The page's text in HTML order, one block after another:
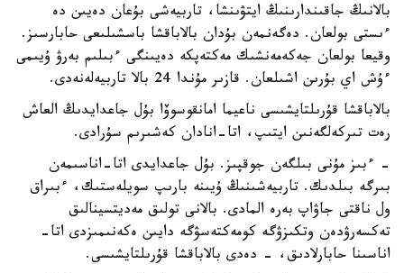
بالانىڭ جاقىندارىنىڭ ايتۋىنشا، تاربيەشى بۇعان دەيىن دە
ءىستى بولعان. دەگەنمەن بۇدان بالاباقشا باسشىلىعى حابارسىز.
وقيعا بولعان جەكەمەنشىك مەكتەپكە دەيىنگى ءبىلىم بەرۋ ۇيىمى
ءۇش اي بۇرىن اشىلعان. قازىر مۇندا 24 بالا تاربيەلەنەدى.
بالاباقشا قۇرىلتايشىسى ناعيما امانقوسوۆا بۇل جاعدايدىڭ العاش
رەت تىركەلگەنىن ايتىپ، اتا-انادان كەشىرىم سۇرادى.
- ءبىز مۇنى بىلگەن جوقپىز. بۇل جاعدايدى اتا-اناسىمەن
بىرگە بىلدىك. تاربيەشىنىڭ ۇيىنە بارىپ سويلەستىك، ءبىراق
ول ناقتى جاۋاپ بەرە المادى. بالانى تولىق مەديتسينالىق
تەكسەرۋدەن وتكىزۋگە كومەكتەسۋگە دايىن ەكەنىمىزدى اتا-
اناسىنا حابارلادىق، - دەدى بالاباقشا قۇرىلتايشىسى.